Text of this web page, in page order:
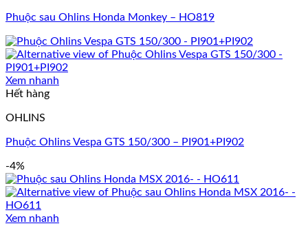
Phuộc sau Ohlins Honda Monkey – HO819
Xem nhanh
Hết hàng
OHLINS
Phuộc Ohlins Vespa GTS 150/300 – PI901+PI902
-4%
Xem nhanh